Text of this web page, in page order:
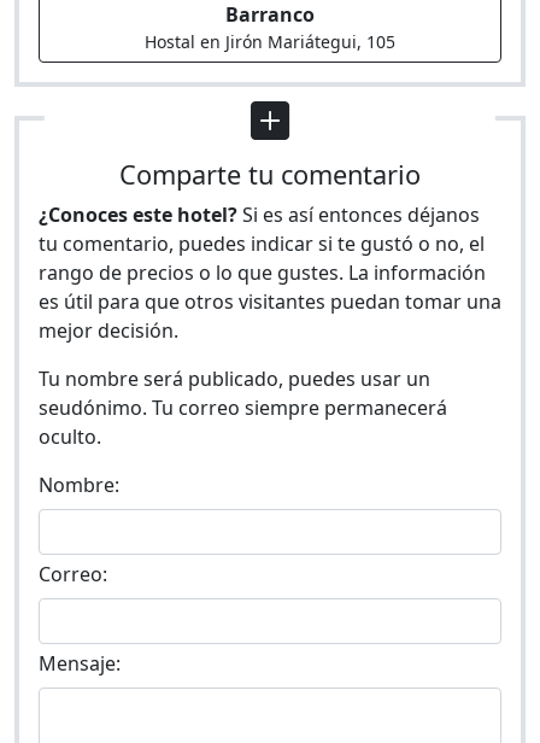
Barranco
Hostal en Jirón Mariátegui, 105
Comparte tu comentario
¿Conoces este hotel?Si es así entonces déjanos
tu comentario, puedes indicar si te gustó o no, el
rango de precios o lo que gustes. La información
es útil para que otros visitantes puedan tomar una
mejor decisión.
Tu nombre será publicado, puedes usar un
seudónimo. Tu correo siempre permanecerá
oculto.
Nombre:
Correo:
Mensaje: